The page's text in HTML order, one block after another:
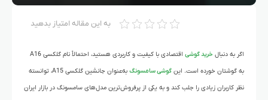
به این مقاله امتیاز بدهید
اگر به دنبال خرید گوشی اقتصادی با کیفیت و کاربردی هستید، احتمالاً نام گلکسی A16
به گوشتان خورده است. این گوشی سامسونگ به‌عنوان جانشین گلکسی A15، توانسته
نظر کاربران زیادی را جلب کند و به یکی از پرفروش‌ترین مدل‌های سامسونگ در بازار ایران